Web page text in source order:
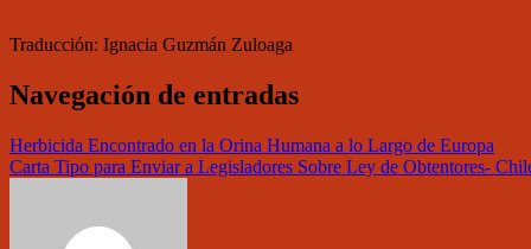
Traducción: Ignacia Guzmán Zuloaga
Navegación de entradas
Herbicida Encontrado en la Orina Humana a lo Largo de Europa
Carta Tipo para Enviar a Legisladores Sobre Ley de Obtentores-